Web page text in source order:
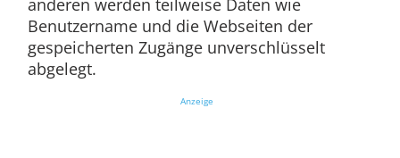
anderen werden teilweise Daten wie
Benutzername und die Webseiten der
gespeicherten Zugänge unverschlüsselt
abgelegt.
Anzeige